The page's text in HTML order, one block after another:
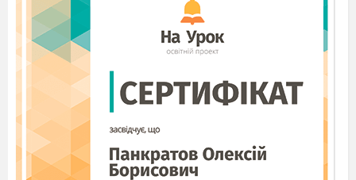
Учитель.
Сформулюємо перше правило покуп ця:
необхідно мати повну інформацію про товар.
Правило можна записати на дошці або в зоши
Учитель.
Пані та панове! Оголошую наступний лот
продажу! Жувальна гумка «Орбіт» (показує пач
Початкова ціна 2 грн.
З! 5! 6!
Учитель.
гумка «Орбіт» ваша. Отримайте! (Видає одну пл
з пачки).
Формально продавець знову правий: договір про
кількість або вагу не був укладений. Покупець зно